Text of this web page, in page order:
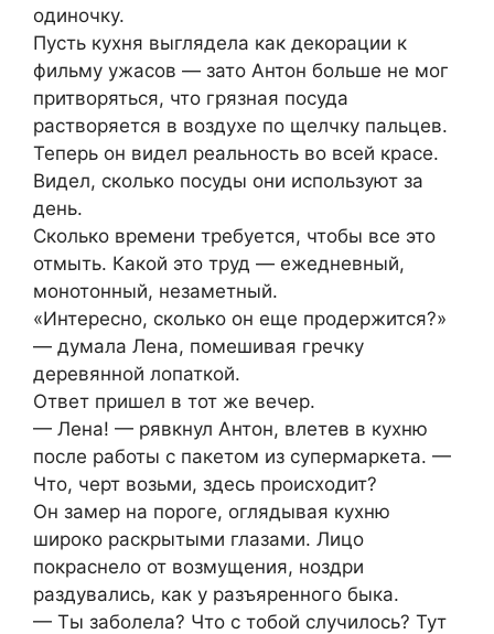
одиночку.
Пусть кухня выглядела как декорации к
фильму ужасов — зато Антон больше не мог
притворяться, что грязная посуда
растворяется в воздухе по щелчку пальцев.
Теперь он видел реальность во всей красе.
Видел, сколько посуды они используют за
день.
Сколько времени требуется, чтобы все это
отмыть. Какой это труд — ежедневный,
монотонный, незаметный.
«Интересно, сколько он еще продержится?»
— думала Лена, помешивая гречку
деревянной лопаткой.
Ответ пришел в тот же вечер.
— Лена! — рявкнул Антон, влетев в кухню
после работы с пакетом из супермаркета. —
Что, черт возьми, здесь происходит?
Он замер на пороге, оглядывая кухню
широко раскрытыми глазами. Лицо
покраснело от возмущения, ноздри
раздувались, как у разъяренного быка.
— Ты заболела? Что с тобой случилось? Тут